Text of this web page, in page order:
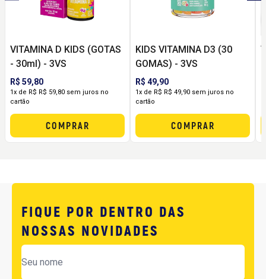
VITAMINA D KIDS (GOTAS
- 30ml) - 3VS
R$ 59,80
1x de R$ R$ 59,80 sem juros no
cartão
COMPRAR
KIDS VITAMINA D3 (30
GOMAS) - 3VS
R$ 49,90
1x de R$ R$ 49,90 sem juros no
cartão
COMPRAR
FIQUE POR DENTRO DAS
NOSSAS NOVIDADES